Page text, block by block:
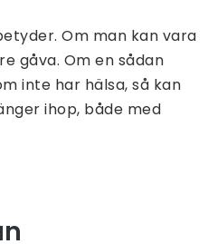
Om man kan vara
gåva. Om en sådan
inte har hälsa, så kan
ihop, både med